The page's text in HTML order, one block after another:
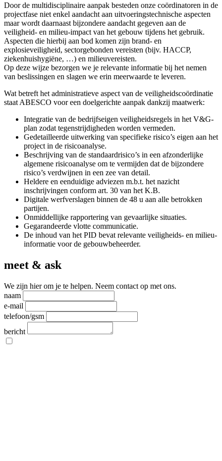
Door de multidisciplinaire aanpak besteden onze coördinatoren in de
projectfase niet enkel aandacht aan uitvoeringstechnische aspecten
maar wordt daarnaast bijzondere aandacht gegeven aan de
veiligheid- en milieu-impact van het gebouw tijdens het gebruik.
Aspecten die hierbij aan bod komen zijn brand- en
explosieveiligheid, sectorgebonden vereisten (bijv. HACCP,
ziekenhuishygiëne, …) en milieuvereisten.
Op deze wijze bezorgen we je relevante informatie bij het nemen
van beslissingen en slagen we erin meerwaarde te leveren.
Wat betreft het administratieve aspect van de veiligheidscoördinatie
staat ABESCO voor een doelgerichte aanpak dankzij maatwerk:
Integratie van de bedrijfseigen veiligheidsregels in het V&G-
plan zodat tegenstrijdigheden worden vermeden.
Gedetailleerde uitwerking van specifieke risico’s eigen aan het
project in de risicoanalyse.
Beschrijving van de standaardrisico’s in een afzonderlijke
algemene risicoanalyse om te vermijden dat de bijzondere
risico’s verdwijnen in een zee van detail.
Heldere en eenduidige adviezen m.b.t. het nazicht
inschrijvingen conform art. 30 van het K.B.
Digitale werfverslagen binnen de 48 u aan alle betrokken
partijen.
Onmiddellijke rapportering van gevaarlijke situaties.
Gegarandeerde vlotte communicatie.
De inhoud van het PID bevat relevante veiligheids- en milieu-
informatie voor de gebouwbeheerder.
meet & ask
We zijn hier om je te helpen. Neem contact op met ons.
naam
e-mail
telefoon/gsm
bericht